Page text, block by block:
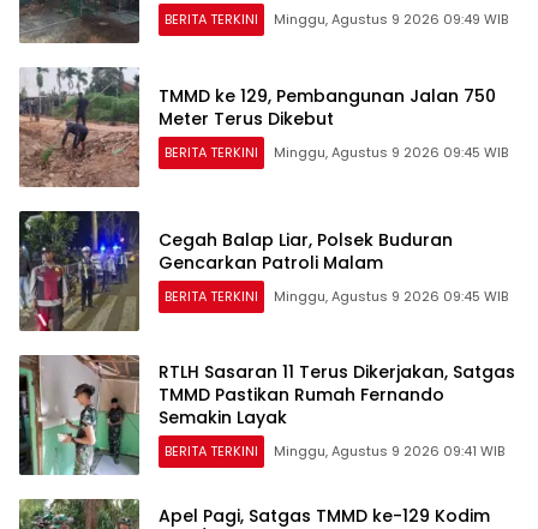
BERITA TERKINI Minggu, Agustus 9 2026 09:49 WIB
TMMD ke 129, Pembangunan Jalan 750
Meter Terus Dikebut
BERITA TERKINI Minggu, Agustus 9 2026 09:45 WIB
Cegah Balap Liar, Polsek Buduran
Gencarkan Patroli Malam
BERITA TERKINI Minggu, Agustus 9 2026 09:45 WIB
RTLH Sasaran 11 Terus Dikerjakan, Satgas
TMMD Pastikan Rumah Fernando
Semakin Layak
BERITA TERKINI Minggu, Agustus 9 2026 09:41 WIB
Apel Pagi, Satgas TMMD ke-129 Kodim